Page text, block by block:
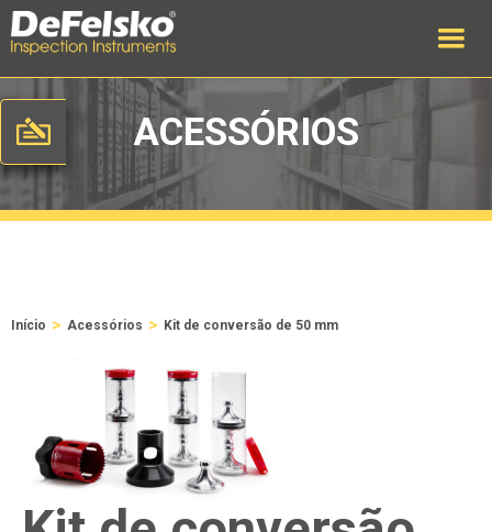
ACESSÓRIOS
Início > Acessórios > Kit de conversão de 50 mm